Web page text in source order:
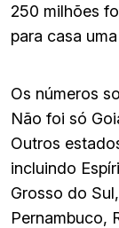
250 milhões
para casa
Os números
Não foi só
Outros
incluindo
Grosso do
Pernambuco,